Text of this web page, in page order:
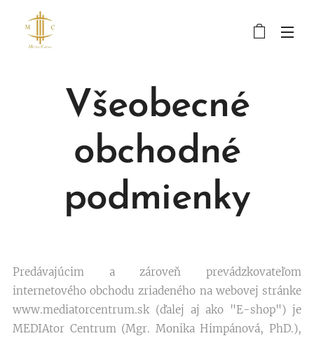
Všeobecné
obchodné
podmienky
Predávajúcim a zároveň prevádzkovateľom
internetového obchodu zriadeného na webovej stránke
www.mediatorcentrum.sk (ďalej aj ako "E-shop") je
MEDIAtor Centrum (Mgr. Monika Himpánová, PhD.),